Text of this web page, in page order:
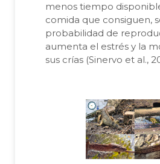
menos tiempo
comida que consiguen,
probabilidad de
aumenta el estrés y la
sus crías (Sinervo et al.,